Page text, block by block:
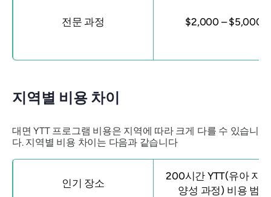
전문 과정 $2,000 – $5,000
지역별 비용 차이
대면 YTT 프로그램 비용은 지역에 따라 크게 다를 수 있습니
다. 지역별 비용 차이는 다음과 같습니다
인기 장소
200시간 YTT(유아 지
양성 과정) 비용 범위